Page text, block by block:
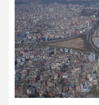
विचार
देश
राजनीति